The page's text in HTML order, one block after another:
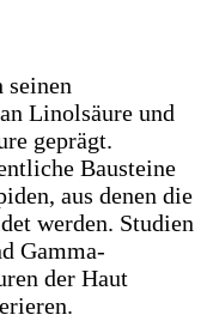
seinen
Linolsäure und
geprägt.
Bausteine
aus denen die
werden. Studien
Gamma-
der Haut